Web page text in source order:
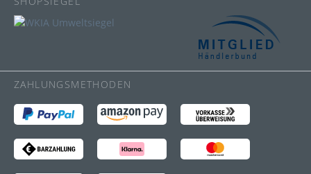
ZAHLUNGSMETHODEN